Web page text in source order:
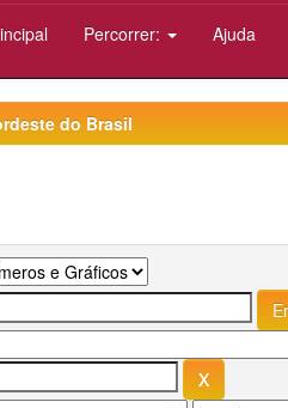
Percorrer: Ajuda
do Brasil